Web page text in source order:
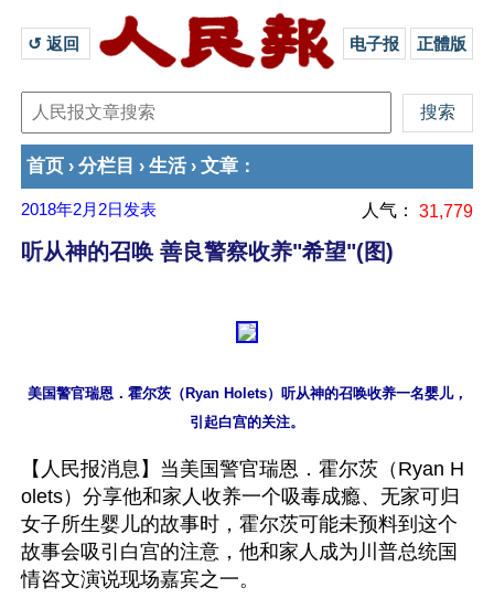
↺ 返回 电子报 正體版
首页 › 分栏目 › 生活 › 文章 ：
2018年2月2日 发表 人气： 31,779
听从神的召唤 善良警察收养"希望"(图)
美国警官瑞恩．霍尔茨（Ryan Holets）听从神的召唤收养一名婴儿，
【人民报消息】当美国警官瑞恩．霍尔茨（Ryan H
olets）分享他和家人收养一个吸毒成瘾、无家可归
女子所生婴儿的故事时，霍尔茨可能未预料到这个
故事会吸引白宫的注意，他和家人成为川普总统国
情咨文演说现场嘉宾之一。